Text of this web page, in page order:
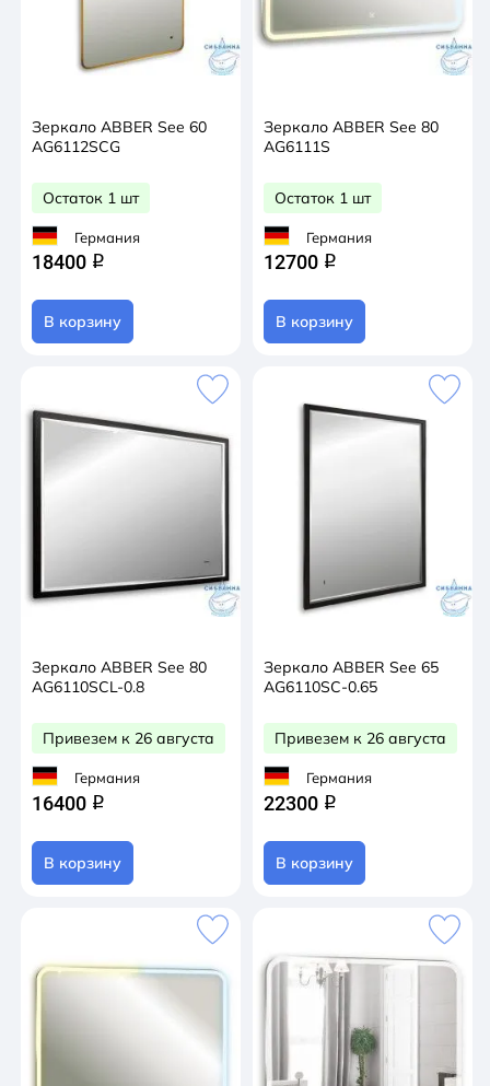
Зеркало ABBER See 60
AG6112SCG
Остаток 1 шт
Германия
18400 q
В корзину
Зеркало ABBER See 80
AG6111S
Остаток 1 шт
Германия
12700 q
В корзину
Зеркало ABBER See 80
AG6110SCL-0.8
Привезем к 26 августа
Германия
16400 q
В корзину
Зеркало ABBER See 65
AG6110SC-0.65
Привезем к 26 августа
Германия
22300 q
В корзину